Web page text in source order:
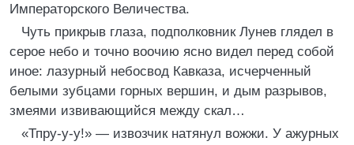
Императорского Величества.
Чуть прикрыв глаза, подполковник Лунев глядел в
серое небо и точно воочию ясно видел перед собой
иное: лазурный небосвод Кавказа, исчерченный
белыми зубцами горных вершин, и дым разрывов,
змеями извивающийся между скал…
«Тпру-у-у!» — извозчик натянул вожжи. У ажурных